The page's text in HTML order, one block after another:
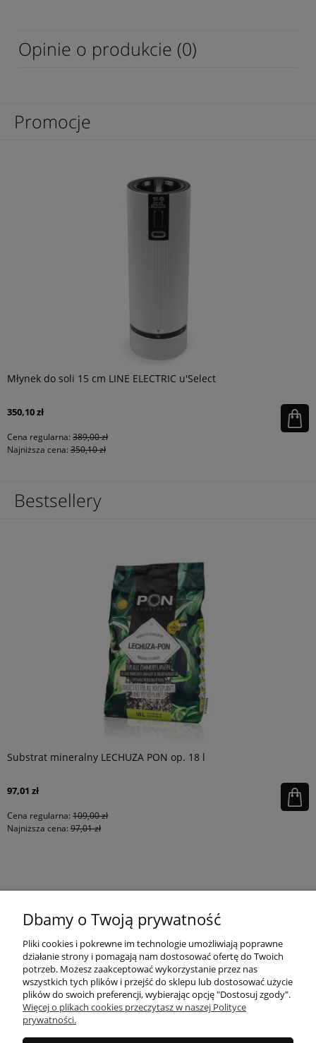
Opinie o produkcie (0)
Promocje
Młynek do soli 15 cm LINE ELECTRIC u'Select
350,10 zł
Cena regularna: 389,00 zł
Najniższa cena: 350,10 zł
Bestsellery
Substrat mineralny LECHUZA PON op. 18 l
97,01 zł
Cena regularna: 109,00 zł
Najniższa cena: 97,01 zł
MOJE KONTO
PŁATNOŚCI I DOSTAWA
INFORMACJE
Dbamy o Twoją prywatność
Pliki cookies i pokrewne im technologie umożliwiają poprawne
działanie strony i pomagają nam dostosować ofertę do Twoich
potrzeb. Możesz zaakceptować wykorzystanie przez nas
wszystkich tych plików i przejść do sklepu lub dostosować użycie
plików do swoich preferencji, wybierając opcję "Dostosuj zgody".
Więcej o plikach cookies przeczytasz w naszej Polityce
prywatności.